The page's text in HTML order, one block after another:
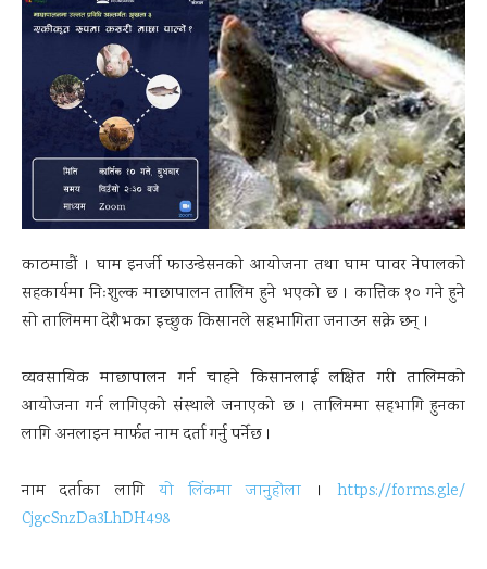
काठमाडौं । घाम इनर्जी फाउन्डेसनको आयोजना तथा घाम पावर नेपालको
सहकार्यमा निःशुल्क माछापालन तालिम हुने भएको छ । कात्तिक १० गने हुने
सो तालिममा देशैभका इच्छुक किसानले सहभागिता जनाउन सक्ने छन् ।
व्यवसायिक माछापालन गर्न चाहने किसानलाई लक्षित गरी तालिमको
आयोजना गर्न लागिएको संस्थाले जनाएको छ । तालिममा सहभागि हुनका
लागि अनलाइन मार्फत नाम दर्ता गर्नु पर्नेछ ।
नाम दर्ताका लागि यो लिंकमा जानुहोला ।https://forms.gle/
CjgcSnzDa3LhDH498